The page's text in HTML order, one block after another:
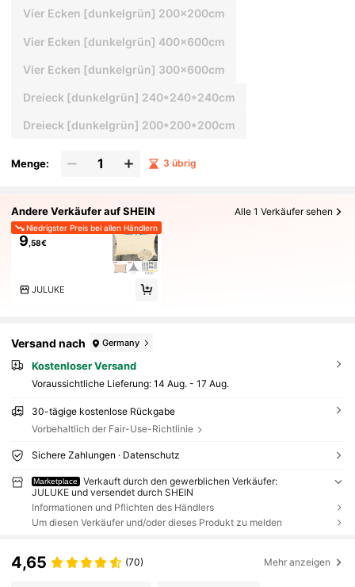
Vier Ecken [dunkelgrün] 200x200cm
Vier Ecken [dunkelgrün] 400x600cm
Vier Ecken [dunkelgrün] 300x600cm
Dreieck [dunkelgrün] 240*240*240cm
Dreieck [dunkelgrün] 200*200*200cm
Menge: 3 übrig
Andere Verkäufer auf SHEIN Alle 1 Verkäufer sehen
Niedrigster Preis bei allen Händlern
9 ,58€
JULUKE
Versand nach Germany
Kostenloser Versand
Voraussichtliche Lieferung: 14 Aug. - 17 Aug.
30-tägige kostenlose Rückgabe
Vorbehaltlich der Fair-Use-Richtlinie
Sichere Zahlungen · Datenschutz
Marketplace
Verkauft durch den gewerblichen Verkäufer:
JULUKE und versendet durch SHEIN
Informationen und Pflichten des Händlers
Um diesen Verkäufer und/oder dieses Produkt zu melden
4,65 (70) Mehr anzeigen